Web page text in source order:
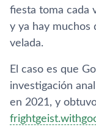
fiesta toma cada
y ya hay muchos
velada.
El caso es que
investigación
en 2021, y